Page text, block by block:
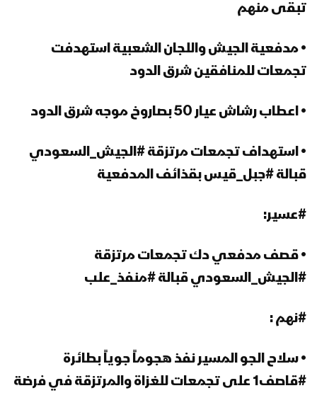
تبقى منهم
• مدفعية الجيش واللجان الشعبية استهدفت
تجمعات للمنافقين شرق الدود
• اعطاب رشاش عيار 50 بصاروخ موجه شرق الدود
• استهداف تجمعات مرتزقة #الجيش_السعودي
قبالة #جبل_قيس بقذائف المدفعية
#عسير:
• قصف مدفعي دك تجمعات مرتزقة
#الجيش_السعودي قبالة #منفذ_علب
#نهم :
• سلاح الجو المسير نفذ هجوماً جوياً بطائرة
#قاصف1 على تجمعات للغزاة والمرتزقة في فرضة